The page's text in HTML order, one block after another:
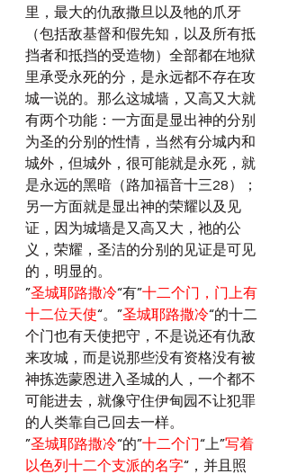
里，最大的仇敌撒旦以及牠的爪牙
（包括敌基督和假先知，以及所有抵
挡者和抵挡的受造物）全部都在地狱
里承受永死的分，是永远都不存在攻
城一说的。那么这城墙，又高又大就
有两个功能：一方面是显出神的分别
为圣的分别的性情，当然有分城内和
城外，但城外，很可能就是永死，就
是永远的黑暗（路加福音十三28）；
另一方面就是显出神的荣耀以及见
证，因为城墙是又高又大，祂的公
义，荣耀，圣洁的分别的见证是可见
的，明显的。
”圣城耶路撒冷“有”十二个门，门上有
十二位天使“。”圣城耶路撒冷“的十二
个门也有天使把守，不是说还有仇敌
来攻城，而是说那些没有资格没有被
神拣选蒙恩进入圣城的人，一个都不
可能进去，就像守住伊甸园不让犯罪
的人类靠自己回去一样。
”圣城耶路撒冷“的”十二个门“上”写着
以色列十二个支派的名字“，并且照